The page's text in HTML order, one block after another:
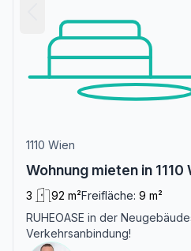
1110 Wien
Wohnung mieten in 1110
3 92 m²Freifläche: 9 m²
RUHEOASE in der
Verkehrsanbindung!